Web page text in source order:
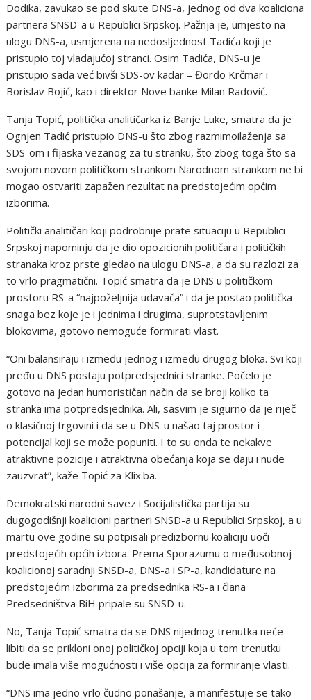
Dodika, zavukao se pod skute DNS-a, jednog od dva koaliciona
partnera SNSD-a u Republici Srpskoj. Pažnja je, umjesto na
ulogu DNS-a, usmjerena na nedosljednost Tadića koji je
pristupio toj vladajućoj stranci. Osim Tadića, DNS-u je
pristupio sada već bivši SDS-ov kadar – Đorđo Krčmar i
Borislav Bojić, kao i direktor Nove banke Milan Radović.
Tanja Topić, politička analitičarka iz Banje Luke, smatra da je
Ognjen Tadić pristupio DNS-u što zbog razmimoilaženja sa
SDS-om i fijaska vezanog za tu stranku, što zbog toga što sa
svojom novom političkom strankom Narodnom strankom ne bi
mogao ostvariti zapažen rezultat na predstojećim općim
izborima.
Politički analitičari koji podrobnije prate situaciju u Republici
Srpskoj napominju da je dio opozicionih političara i političkih
stranaka kroz prste gledao na ulogu DNS-a, a da su razlozi za
to vrlo pragmatični. Topić smatra da je DNS u političkom
prostoru RS-a “najpoželjnija udavača” i da je postao politička
snaga bez koje je i jednima i drugima, suprotstavljenim
blokovima, gotovo nemoguće formirati vlast.
“Oni balansiraju i između jednog i između drugog bloka. Svi koji
pređu u DNS postaju potpredsjednici stranke. Počelo je
gotovo na jedan humorističan način da se broji koliko ta
stranka ima potpredsjednika. Ali, sasvim je sigurno da je riječ
o klasičnoj trgovini i da se u DNS-u našao taj prostor i
potencijal koji se može popuniti. I to su onda te nekakve
atraktivne pozicije i atraktivna obećanja koja se daju i nude
zauzvrat”, kaže Topić za Klix.ba.
Demokratski narodni savez i Socijalistička partija su
dugogodišnji koalicioni partneri SNSD-a u Republici Srpskoj, a u
martu ove godine su potpisali predizbornu koaliciju uoči
predstojećih općih izbora. Prema Sporazumu o međusobnoj
koalicionoj saradnji SNSD-a, DNS-a i SP-a, kandidature na
predstojećim izborima za predsednika RS-a i člana
Predsedništva BiH pripale su SNSD-u.
No, Tanja Topić smatra da se DNS nijednog trenutka neće
libiti da se prikloni onoj političkoj opciji koja u tom trenutku
bude imala više mogućnosti i više opcija za formiranje vlasti.
“DNS ima jedno vrlo čudno ponašanje, a manifestuje se tako